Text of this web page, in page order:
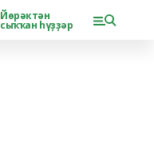
Йөрәктән
сыҡҡан һүҙҙәр